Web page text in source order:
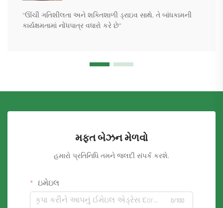
“ઊંચી ગતિશીલતા અને શક્તિશાળી ડ્રાઇવ સાથે, તે બાંધકામની
કાર્યક્ષમતામાં નોંધપાત્ર વધારો કરે છે”
મફત બેઝન મેળવો
હમારો પ્રતિનિધિ તમને જલદી સંપર્ક કરશે.
ઇમેઇલ
0/100